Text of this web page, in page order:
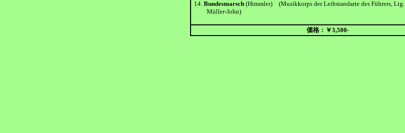
14.Bundesmarsch(Himmler) (Musikkorps der Leibstandarte des Führers, Ltg.
Müller-John)
価格：￥3,500-